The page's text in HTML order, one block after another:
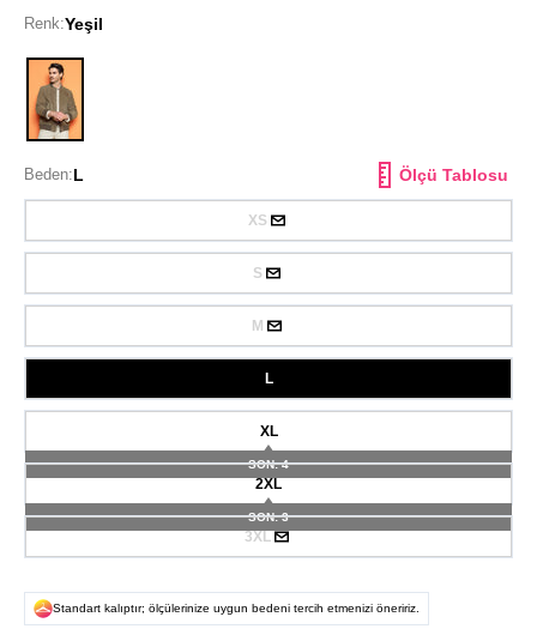
Renk:Yeşil
Yeşil
Beden:L Ölçü Tablosu
XS
S
M
L
XL
SON: 4
2XL
SON: 3
3XL
Standart kalıptır; ölçülerinize uygun bedeni tercih etmenizi öneririz.